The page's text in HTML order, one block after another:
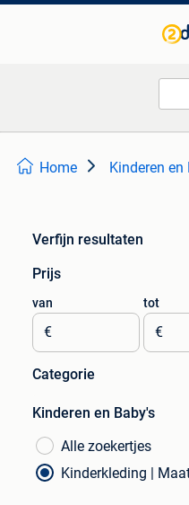
Home Kinderen en
Verfijn resultaten
Prijs
van
€
tot
€
Categorie
Kinderen en Baby's
Alle zoekertjes
Kinderkleding |